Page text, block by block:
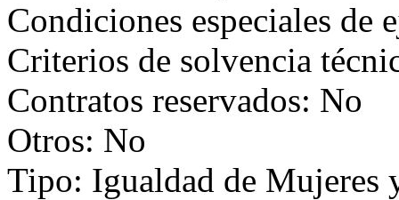
Condiciones especiales de
Criterios de solvencia
Contratos reservados: No
Otros: No
Tipo: Igualdad de Mujeres